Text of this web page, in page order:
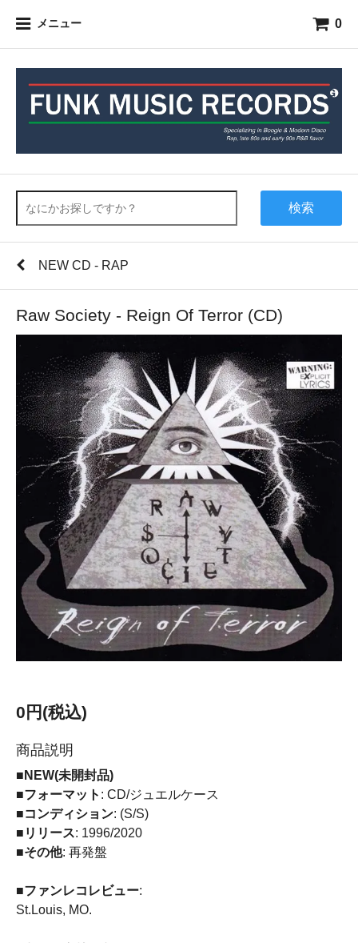
メニュー 0
検索
NEW CD - RAP
Raw Society - Reign Of Terror (CD)
0円(税込)
商品説明
■NEW(未開封品)
■フォーマット : CD/ジュエルケース
■コンディション: (S/S)
■リリース: 1996/2020
■その他: 再発盤
■ファンレコレビュー:
St.Louis, MO.